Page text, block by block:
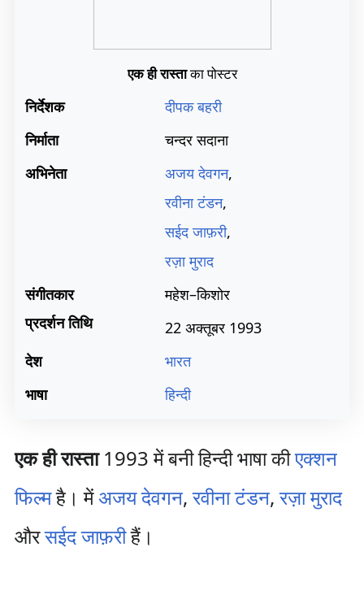
एक ही रास्ताका पोस्टर
निर्देशक
दीपक बहरी
निर्माता
चन्दर सदाना
अभिनेता
अजय देवगन,
रवीना टंडन,
सईद जाफ़री,
रज़ा मुराद
संगीतकार
महेश–किशोर
प्रदर्शन तिथि
22 अक्तूबर 1993
देश
भारत
भाषा
हिन्दी
एक ही रास्ता1993 में बनी हिन्दी भाषा कीएक्शन
फिल्महै। मेंअजय देवगन,रवीना टंडन,रज़ा मुराद
औरसईद जाफ़रीहैं।